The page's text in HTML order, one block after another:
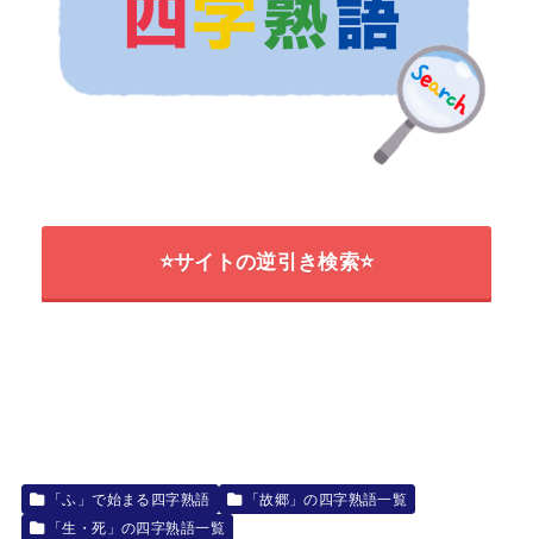
⭐サイトの逆引き検索⭐
「ふ」で始まる四字熟語
「故郷」の四字熟語一覧
「生・死」の四字熟語一覧